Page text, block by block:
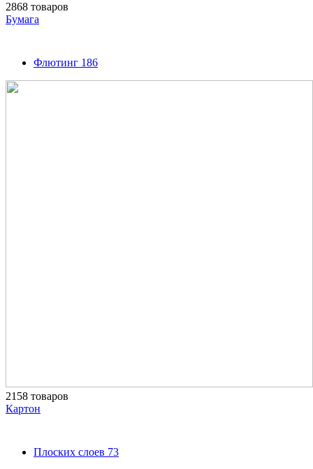
2868 товаров
Бумага
Флютинг 186
2158 товаров
Картон
Плоских слоев 73